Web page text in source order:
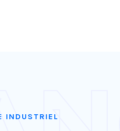
INDUSTRIEL